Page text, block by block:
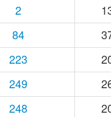
2
84
223
249
248